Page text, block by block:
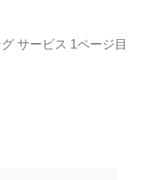
サービス 1ページ目